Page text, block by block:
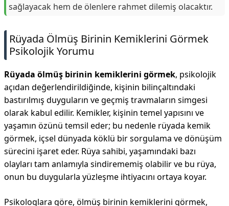
sağlayacak hem de ölenlere rahmet dilemiş olacaktır.
Rüyada Ölmüş Birinin Kemiklerini Görmek
Psikolojik Yorumu
Rüyada ölmüş birinin kemiklerini görmek, psikolojik
açıdan değerlendirildiğinde, kişinin bilinçaltındaki
bastırılmış duyguların ve geçmiş travmaların simgesi
olarak kabul edilir. Kemikler, kişinin temel yapısını ve
yaşamın özünü temsil eder; bu nedenle rüyada kemik
görmek, içsel dünyada köklü bir sorgulama ve dönüşüm
sürecini işaret eder. Rüya sahibi, yaşamındaki bazı
olayları tam anlamıyla sindirememiş olabilir ve bu rüya,
onun bu duygularla yüzleşme ihtiyacını ortaya koyar.
Psikologlara göre, ölmüş birinin kemiklerini görmek,